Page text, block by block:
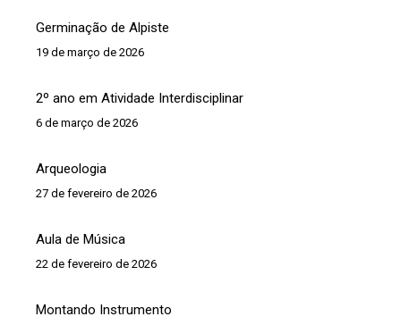
Germinação de Alpiste
19 de março de 2026
2º ano em Atividade Interdisciplinar
6 de março de 2026
Arqueologia
27 de fevereiro de 2026
Aula de Música
22 de fevereiro de 2026
Montando Instrumento